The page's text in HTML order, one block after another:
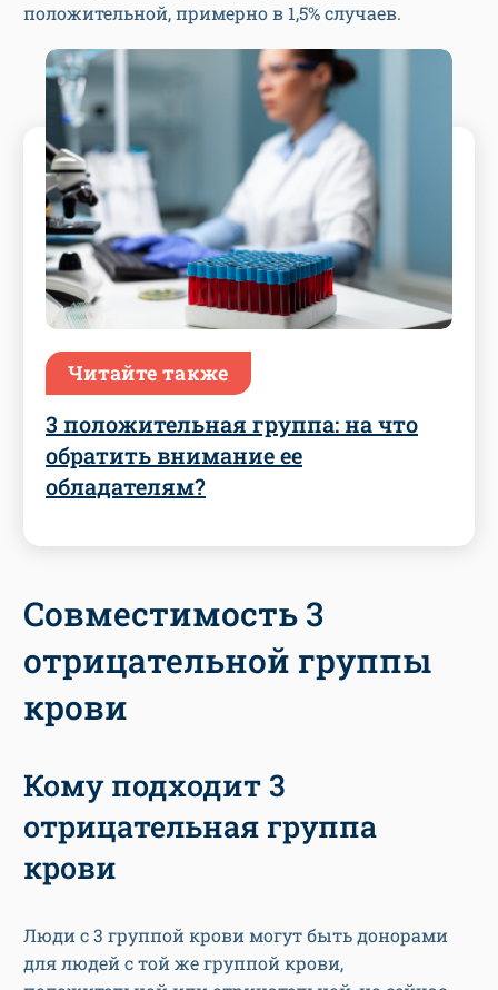
положительной, примерно в 1,5% случаев.
Читайте также
3 положительная группа: на что
обратить внимание ее
обладателям?
Совместимость 3
отрицательной группы
крови
Кому подходит 3
отрицательная группа
крови
Люди с 3 группой крови могут быть донорами
для людей с той же группой крови,